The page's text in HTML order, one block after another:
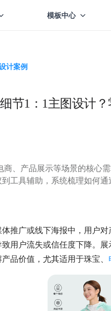
模板中心
计案例
节1：1主图设计
、产品展示等场景的核心
工具辅助，系统梳理如何
推广或线下海报中，用户
用户流失或信任度下降。
品价值，尤其适用于珠宝、